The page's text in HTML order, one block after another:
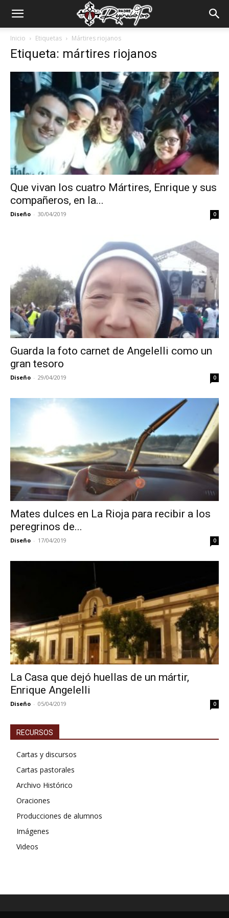
Padre
Reginaldo
Inicio Etiquetas Mártires riojanos
Etiqueta: mártires riojanos
Que vivan los cuatro Mártires, Enrique y sus
compañeros, en la...
Diseño - 30/04/2019 0
Guarda la foto carnet de Angelelli como un
gran tesoro
Diseño - 29/04/2019 0
Mates dulces en La Rioja para recibir a los
peregrinos de...
Diseño - 17/04/2019 0
La Casa que dejó huellas de un mártir,
Enrique Angelelli
Diseño - 05/04/2019 0
RECURSOS
Cartas y discursos
Cartas pastorales
Archivo Histórico
Oraciones
Producciones de alumnos
Imágenes
Videos